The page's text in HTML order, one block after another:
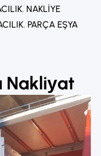
, NAKLIYE
, PARÇA EŞYA
Nakliуat